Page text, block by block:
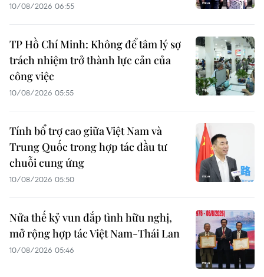
10/08/2026 06:55
TP Hồ Chí Minh: Không để tâm lý sợ
trách nhiệm trở thành lực cản của
công việc
10/08/2026 05:55
Tính bổ trợ cao giữa Việt Nam và
Trung Quốc trong hợp tác đầu tư
chuỗi cung ứng
10/08/2026 05:50
Nửa thế kỷ vun đắp tình hữu nghị,
mở rộng hợp tác Việt Nam-Thái Lan
10/08/2026 05:46